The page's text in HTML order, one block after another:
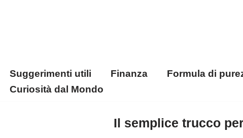
Suggerimenti utili Finanza Formula di
Curiosità dal Mondo
Il semplice trucco